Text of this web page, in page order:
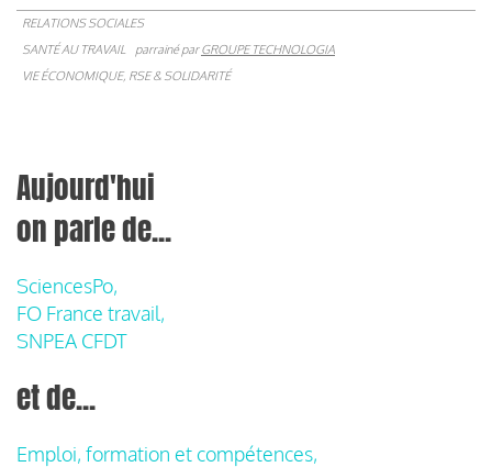
RELATIONS SOCIALES
SANTÉ AU TRAVAIL
parrainé parGROUPE TECHNOLOGIA
VIE ÉCONOMIQUE, RSE & SOLIDARITÉ
Aujourd'hui
on parle de...
SciencesPo,
FO France travail,
SNPEA CFDT
et de...
Emploi, formation et compétences,